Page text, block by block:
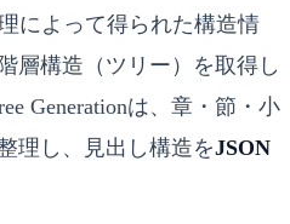
によって得られた構造情
層構造（ツリー）を取得し
Generationは、章・節・小
理し、見出し構造をJSON